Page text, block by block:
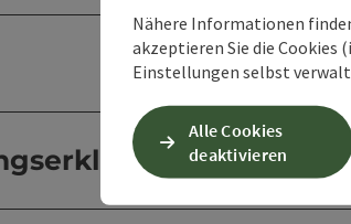
Nähere Informationen
akzeptieren Sie die Cookies
Einstellungen selbst
Alle Cookies
deaktivieren